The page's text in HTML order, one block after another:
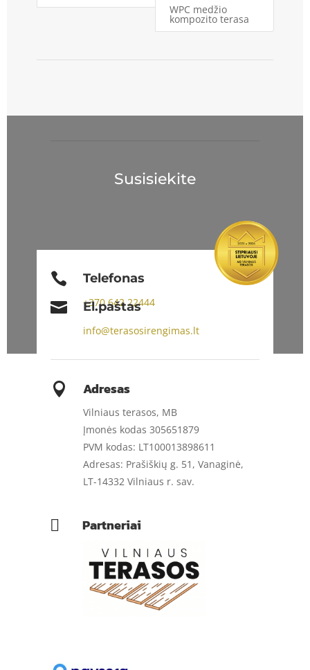
WPC medžio
kompozito terasa
Susisiekite
 Telefonas
+370642 22444
 El.paštas
info@terasosirengimas.lt
 Adresas
Vilniaus terasos, MB
Įmonės kodas 305651879
PVM kodas: LT100013898611
Adresas: Prašiškių g. 51, Vanaginė,
LT-14332 Vilniaus r. sav.
 Partneriai